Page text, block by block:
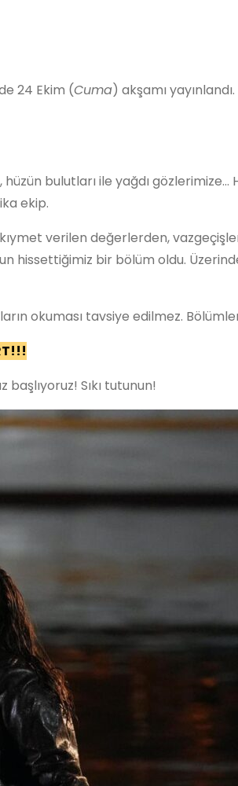
24 Ekim (Cuma) akşamı
bulutları ile yağdı
ekip.
kıymet verilen değerlerden,
hissettiğimiz bir bölüm oldu.
okuması tavsiye edilmez.
Sıkı tutunun!